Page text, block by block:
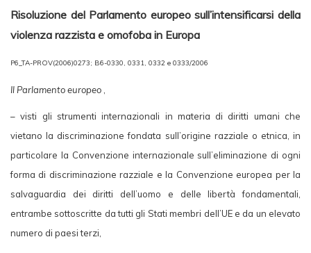
Risoluzione del Parlamento europeo sull’intensificarsi della
violenza razzista e omofoba in Europa
P6_TA-PROV(2006)0273; B6-0330, 0331, 0332 e 0333/2006
Il Parlamento europeo
– visti gli strumenti internazionali in materia di diritti umani che
vietano la discriminazione fondata sull’origine razziale o etnica, in
particolare la Convenzione internazionale sull’eliminazione di ogni
forma di discriminazione razziale e la Convenzione europea per la
salvaguardia dei diritti dell’uomo e delle libertà fondamentali,
entrambe sottoscritte da tutti gli Stati membri dell’UE e da un elevato
numero di paesi terzi,